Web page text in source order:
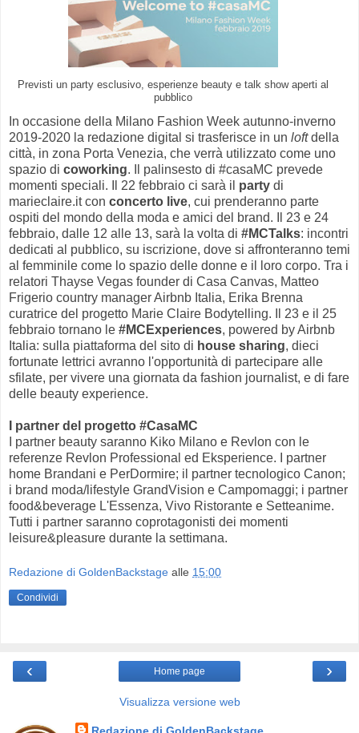
Previsti un party esclusivo, esperienze beauty e talk show aperti al
pubblico
In occasione della Milano Fashion Week autunno-inverno
2019-2020 la redazione digital si trasferisce in un loftdella
città, in zona Porta Venezia, che verrà utilizzato come uno
spazio di coworking. Il palinsesto di #casaMC prevede
momenti speciali. Il 22 febbraio ci sarà il party di
marieclaire.it con concerto live, cui prenderanno parte
ospiti del mondo della moda e amici del brand. Il 23 e 24
febbraio, dalle 12 alle 13, sarà la volta di #MCTalks: incontri
dedicati al pubblico, su iscrizione, dove si affronteranno temi
al femminile come lo spazio delle donne e il loro corpo. Tra i
relatori Thayse Vegas founder di Casa Canvas, Matteo
Frigerio country manager Airbnb Italia, Erika Brenna
curatrice del progetto Marie Claire Bodytelling. Il 23 e il 25
febbraio tornano le #MCExperiences, powered by Airbnb
Italia: sulla piattaforma del sito di house sharing, dieci
fortunate lettrici avranno l'opportunità di partecipare alle
sfilate, per vivere una giornata da fashion journalist, e di fare
delle beauty experience.
I partner del progetto #CasaMC
I partner beauty saranno Kiko Milano e Revlon con le
referenze Revlon Professional ed Eksperience. I partner
home Brandani e PerDormire; il partner tecnologico Canon;
i brand moda/lifestyle GrandVision e Campomaggi; i partner
food&beverage L'Essenza, Vivo Ristorante e Setteanime.
Tutti i partner saranno coprotagonisti dei momenti
leisure&pleasure durante la settimana.
Redazione di GoldenBackstage alle 15:00
Condividi
‹ ›
Home page
Visualizza versione web